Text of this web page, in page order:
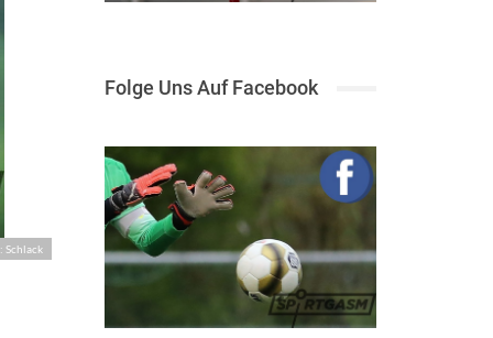
Schlack
Folge Uns Auf Facebook